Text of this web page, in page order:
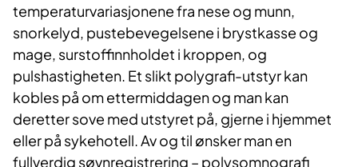
temperaturvariasjonene fra nese og munn,
snorkelyd, pustebevegelsene i brystkasse og
mage, surstoffinnholdet i kroppen, og
pulshastigheten. Et slikt polygrafi-utstyr kan
kobles på om ettermiddagen og man kan
deretter sove med utstyret på, gjerne i hjemmet
eller på sykehotell. Av og til ønsker man en
fullverdig søvnregistrering – polysomnografi